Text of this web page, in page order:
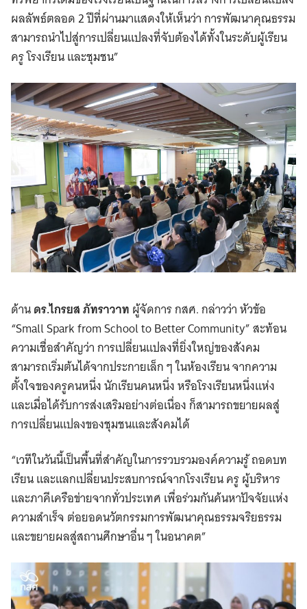
ผลลัพธ์ตลอด 2 ปีที่ผ่านมาแสดงให้เห็นว่า การพัฒนาคุณธรรม
สามารถนำไปสู่การเปลี่ยนแปลงที่จับต้องได้ทั้งในระดับผู้เรียน
ครู โรงเรียน และชุมชน”
ด้านดร.ไกรยส ภัทราวาท ผู้จัดการ กสศ. กล่าวว่า หัวข้อ
“Small Spark from School to Better Community” สะท้อน
ความเชื่อสำคัญว่า การเปลี่ยนแปลงที่ยิ่งใหญ่ของสังคม
สามารถเริ่มต้นได้จากประกายเล็ก ๆ ในห้องเรียน จากความ
ตั้งใจของครูคนหนึ่ง นักเรียนคนหนึ่ง หรือโรงเรียนหนึ่งแห่ง
และเมื่อได้รับการส่งเสริมอย่างต่อเนื่อง ก็สามารถขยายผลสู่
การเปลี่ยนแปลงของชุมชนและสังคมได้
“เวทีในวันนี้เป็นพื้นที่สำคัญในการรวบรวมองค์ความรู้ ถอดบท
เรียน และแลกเปลี่ยนประสบการณ์จากโรงเรียน ครู ผู้บริหาร
และภาคีเครือข่ายจากทั่วประเทศ เพื่อร่วมกันค้นหาปัจจัยแห่ง
ความสำเร็จ ต่อยอดนวัตกรรมการพัฒนาคุณธรรมจริยธรรม
และขยายผลสู่สถานศึกษาอื่น ๆ ในอนาคต”